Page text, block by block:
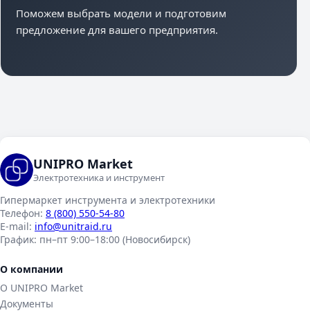
Поможем выбрать модели и подготовим
предложение для вашего предприятия.
UNIPRO Market
Электротехника и инструмент
Гипермаркет инструмента и электротехники
Телефон: 8 (800) 550-54-80
E-mail: info@unitraid.ru
График: пн–пт 9:00–18:00 (Новосибирск)
О компании
О UNIPRO Market
Документы